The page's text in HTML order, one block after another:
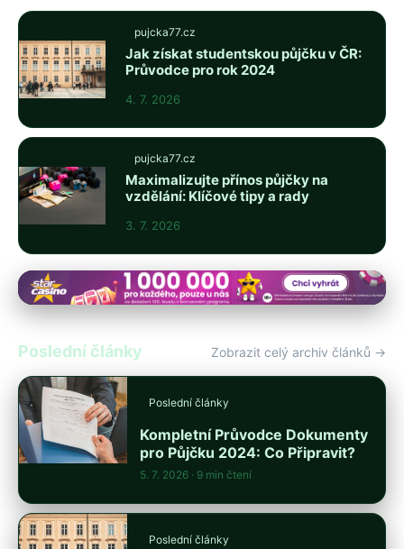
Kompletní Průvodce Dokumenty
pro Půjčku 2024: Co Připravit?
pujcka77.cz
Jak získat studentskou půjčku v ČR:
Průvodce pro rok 2024
4. 7. 2026
pujcka77.cz
Maximalizujte přínos půjčky na
vzdělání: Klíčové tipy a rady
3. 7. 2026
Poslední články Zobrazit celý archiv článků →
Poslední články
Kompletní Průvodce Dokumenty
pro Půjčku 2024: Co Připravit?
5. 7. 2026 · 9 min čtení
Poslední články